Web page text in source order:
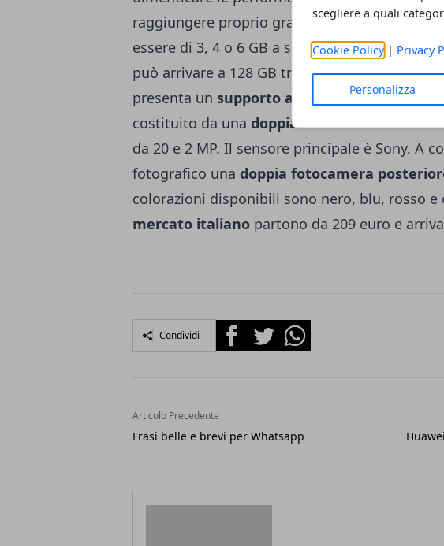
scegliere a quali
Cookie Policy| Privacy
Personalizza
raggiungere proprio grazie alla presenza dell'
essere di 3, 4 o 6 GB a seconda del modello.
può arrivare a 128 GB tramite micro SD. La
presenta un supporto alla ricarica rapida . Il
costituito da una doppia fotocamera
da 20 e 2 MP. Il sensore principale è Sony. A
fotografico una doppia fotocamera
colorazioni disponibili sono nero, blu, rosso e
mercato italiano partono da 209 euro e
Condividi FacebookTwitterWhatsapp
Articolo Precedente
Frasi belle e brevi per Whatsapp